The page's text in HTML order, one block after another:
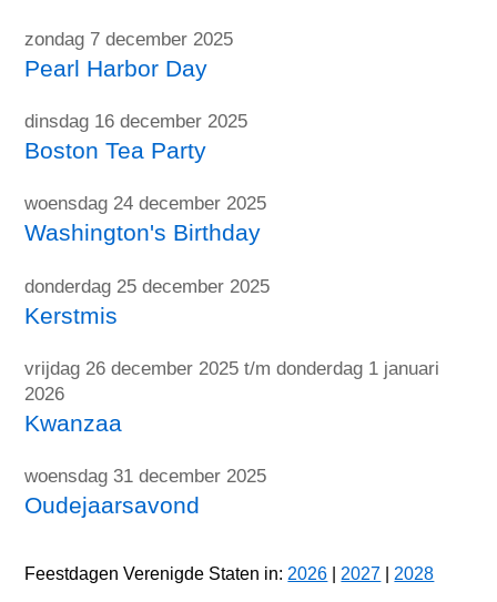
zondag 7 december 2025
Pearl Harbor Day
dinsdag 16 december 2025
Boston Tea Party
woensdag 24 december 2025
Washington's Birthday
donderdag 25 december 2025
Kerstmis
vrijdag 26 december 2025 t/m donderdag 1 januari
2026
Kwanzaa
woensdag 31 december 2025
Oudejaarsavond
Feestdagen Verenigde Staten in: 2026 | 2027 | 2028